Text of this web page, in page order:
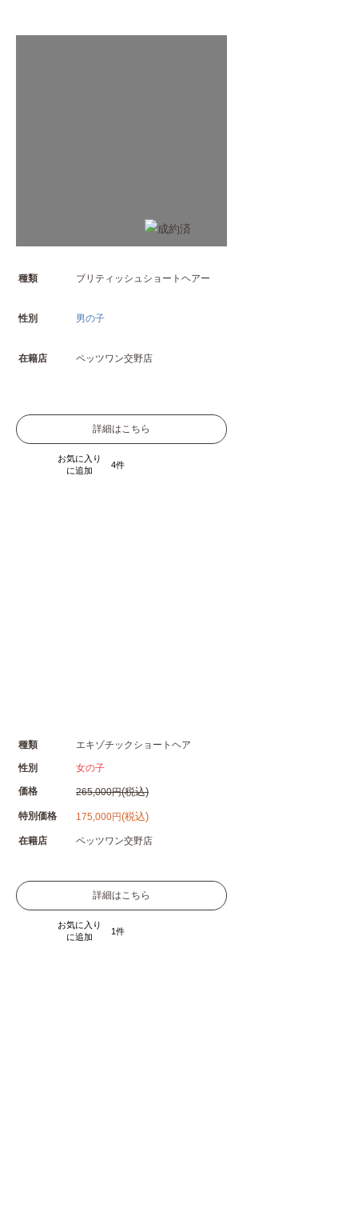
種類 ブリティッシュショートヘアー
性別 男の子
在籍店 ペッツワン交野店
詳細はこちら
お気に入り
に追加
4
種類 エキゾチックショートヘア
性別 女の子
価格 265,000円(税込)
特別価格 175,000円(税込)
在籍店 ペッツワン交野店
詳細はこちら
お気に入り
に追加
1